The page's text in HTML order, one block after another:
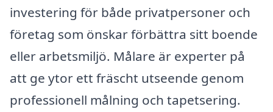
investering för både privatpersoner och
företag som önskar förbättra sitt boende
eller arbetsmiljö. Målare är experter på
att ge ytor ett fräscht utseende genom
professionell målning och tapetsering.